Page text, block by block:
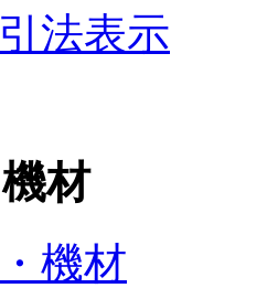
法表示
材
機材